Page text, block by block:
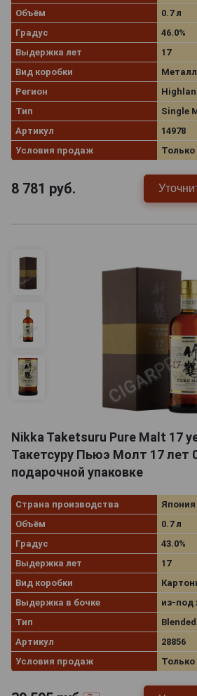
Объём
0.7 л
Градус
46.0%
Выдержка лет
17
Вид коробки
Регион
Тип
Single
Артикул
14978
Условия продаж
8 781 руб.
Nikka Taketsuru Pure Malt 17
Такетсуру Пьюэ Молт 17 лет
подарочной упаковке
Страна производства
Япония
Объём
0.7 л
Градус
43.0%
Выдержка лет
17
Вид коробки
Выдержка в бочке
из-под
Тип
Артикул
28856
Условия продаж